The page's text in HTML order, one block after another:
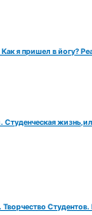
я пришел в йогу?